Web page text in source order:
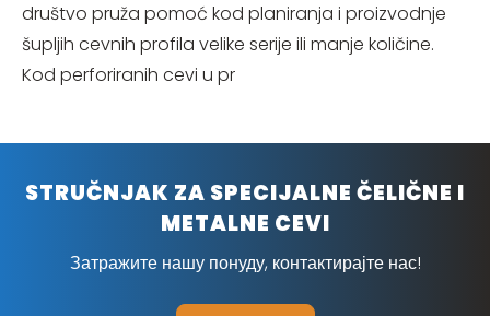
društvo pruža pomoć kod planiranja i proizvodnje
šupljih cevnih profila velike serije ili manje količine.
Kod perforiranih cevi u pr
STRUČNJAK ZA SPECIJALNE ČELIČNE I
METALNE CEVI
Затражите нашу понуду, контактирајте нас!